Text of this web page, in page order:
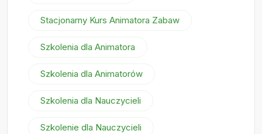
Stacjonarny Kurs Animatora Zabaw
Szkolenia dla Animatora
Szkolenia dla Animatorów
Szkolenia dla Nauczycieli
Szkolenie dla Nauczycieli